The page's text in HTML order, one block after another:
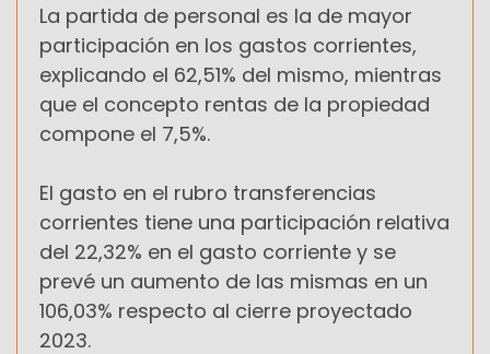
La partida de personal es la de mayor
participación en los gastos corrientes,
explicando el 62,51% del mismo, mientras
que el concepto rentas de la propiedad
compone el 7,5%.
El gasto en el rubro transferencias
corrientes tiene una participación relativa
del 22,32% en el gasto corriente y se
prevé un aumento de las mismas en un
106,03% respecto al cierre proyectado
2023.